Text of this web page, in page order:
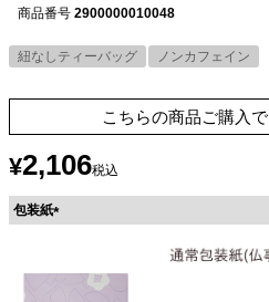
商品番号 2900000010048
紐なしティーバッグ ノンカフェイン
こちらの商品ご購入で
¥2,106税込
包装紙
須